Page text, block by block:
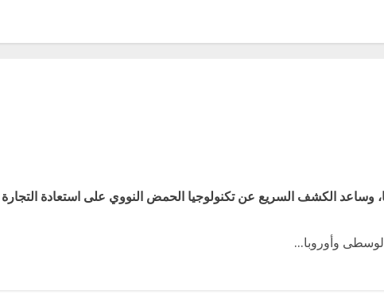
الكشف السريع عن تكنولوجيا الحمض النووي على استعادة التجارة